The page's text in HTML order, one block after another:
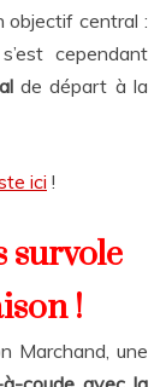
objectif central :
cependant
de départ à la
ici !
survole
!
Marchand, une